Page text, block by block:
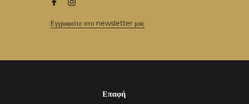
Εγγραφείτε στο newsletter μας
Επαφή